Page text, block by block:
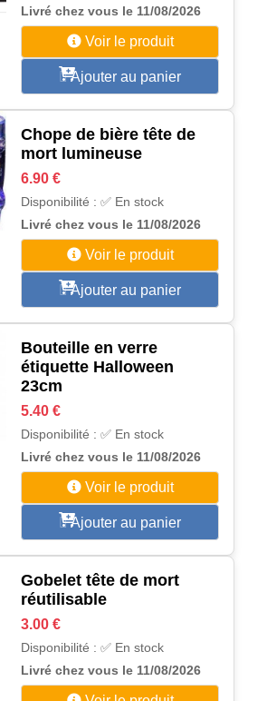
Livré chez vous le 11/08/2026
Voir le produit
Ajouter au panier
Chope de bière tête de
mort lumineuse
6.90 €
Disponibilité : ✅ En stock
Livré chez vous le 11/08/2026
Voir le produit
Ajouter au panier
Bouteille en verre
étiquette Halloween
23cm
5.40 €
Disponibilité : ✅ En stock
Livré chez vous le 11/08/2026
Voir le produit
Ajouter au panier
Gobelet tête de mort
réutilisable
3.00 €
Disponibilité : ✅ En stock
Livré chez vous le 11/08/2026